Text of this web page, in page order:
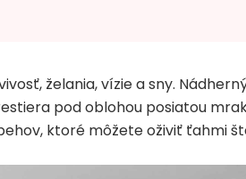
želania, vízie a sny.
pod oblohou posiatou
ktoré môžete oživiť ťahmi